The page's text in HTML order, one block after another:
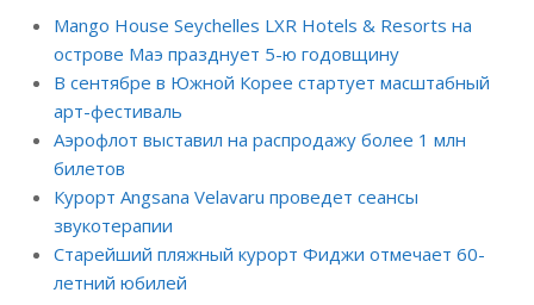
Mango House Seychelles LXR Hotels & Resorts на
острове Маэ празднует 5-ю годовщину
В сентябре в Южной Корее стартует масштабный
арт-фестиваль
Аэрофлот выставил на распродажу более 1 млн
билетов
Курорт Angsana Velavaru проведет сеансы
звукотерапии
Старейший пляжный курорт Фиджи отмечает 60-
летний юбилей